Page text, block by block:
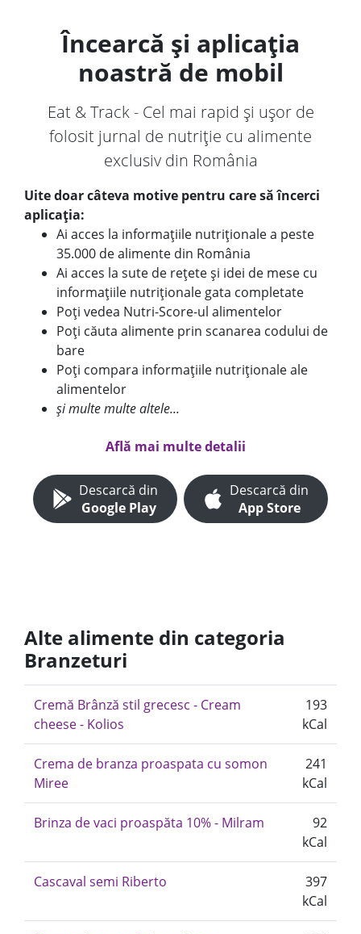
Încearcă și aplicația
noastră de mobil
Eat & Track - Cel mai rapid și ușor de
folosit jurnal de nutriție cu alimente
exclusiv din România
Uite doar câteva motive pentru care să încerci
aplicația:
Ai acces la informațiile nutriționale a peste
35.000 de alimente din România
Ai acces la sute de rețete și idei de mese cu
informațiile nutriționale gata completate
Poți vedea Nutri-Score-ul alimentelor
Poți căuta alimente prin scanarea codului de
bare
Poți compara informațiile nutriționale ale
alimentelor
și multe multe altele...
Află mai multe detalii
Descarcă din
Google Play
Descarcă din
App Store
Alte alimente din categoria
Branzeturi
Cremă Brânză stil grecesc - Cream
cheese - Kolios
193
kCal
Crema de branza proaspata cu somon
Miree
241
kCal
Brinza de vaci proaspăta 10% - Milram
92
kCal
Cascaval semi Riberto
397
kCal